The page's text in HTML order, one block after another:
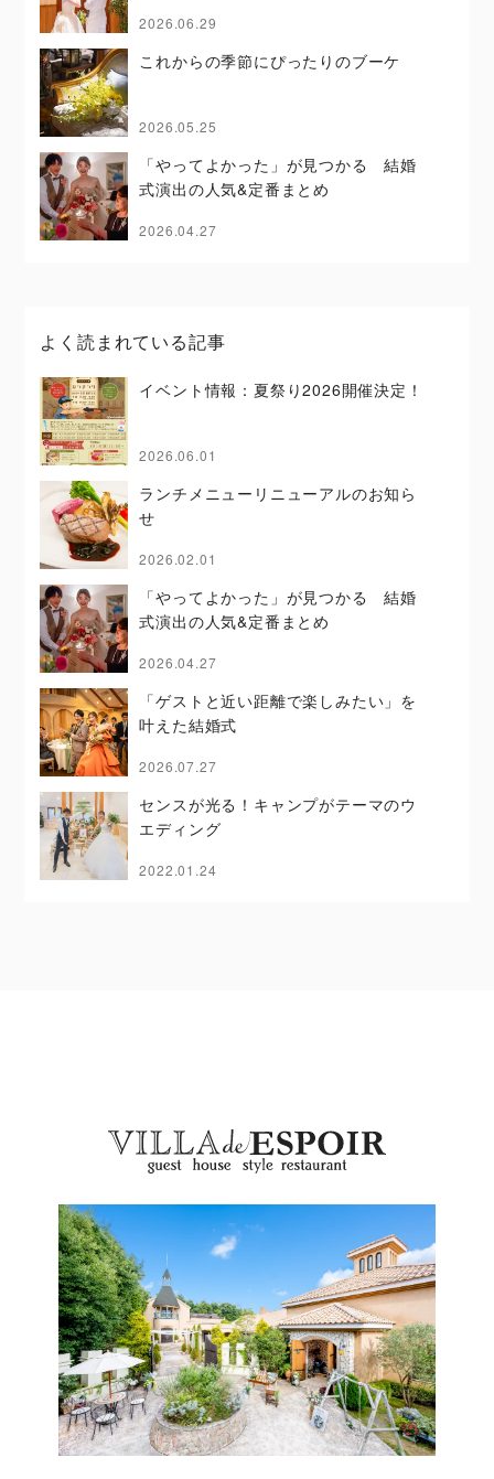
2026.06.29
これからの季節にぴったりのブーケ
2026.05.25
「やってよかった」が見つかる 結婚
式演出の人気&定番まとめ
2026.04.27
よく読まれている記事
イベント情報：夏祭り2026開催決定！
2026.06.01
ランチメニューリニューアルのお知ら
せ
2026.02.01
「やってよかった」が見つかる 結婚
式演出の人気&定番まとめ
2026.04.27
「ゲストと近い距離で楽しみたい」を
叶えた結婚式
2026.07.27
センスが光る！キャンプがテーマのウ
エディング
2022.01.24